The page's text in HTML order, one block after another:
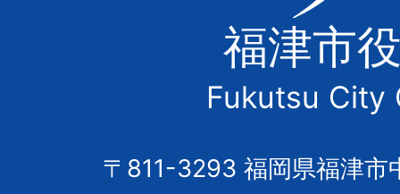
津
市
の
市
福津市
Fukutsu City
〒811-3293 福岡県福津市